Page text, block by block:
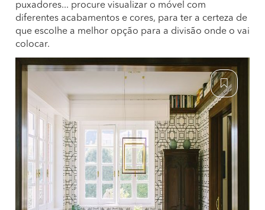
puxadores... procure visualizar o móvel com
diferentes acabamentos e cores, para ter a certeza de
que escolhe a melhor opção para a divisão onde o vai
colocar.